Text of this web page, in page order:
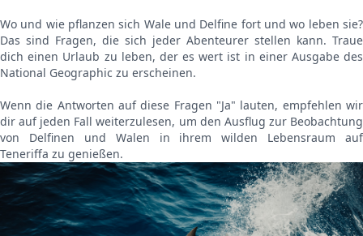
Wo und wie pflanzen sich Wale und Delfine fort und wo leben sie?
Das sind Fragen, die sich jeder Abenteurer stellen kann. Traue
dich einen Urlaub zu leben, der es wert ist in einer Ausgabe des
National Geographic zu erscheinen.
Wenn die Antworten auf diese Fragen "Ja" lauten, empfehlen wir
dir auf jeden Fall weiterzulesen, um den Ausflug zur Beobachtung
von Delfinen und Walen in ihrem wilden Lebensraum auf
Teneriffa zu genießen.